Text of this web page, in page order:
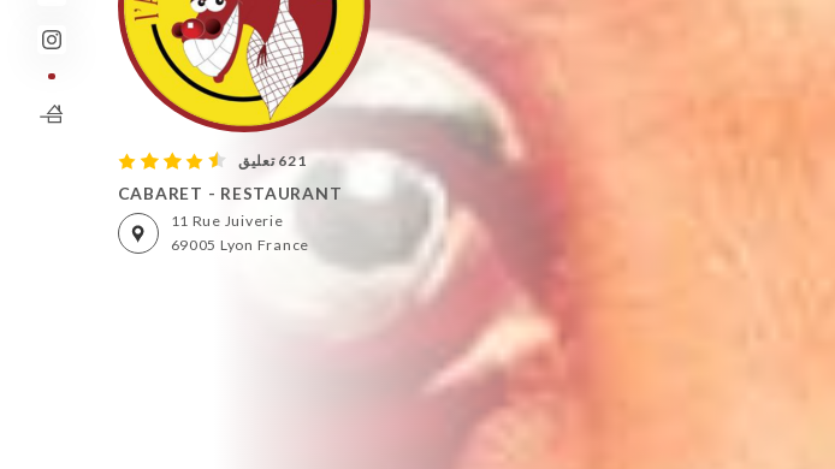
621 تعليق
CABARET - RESTAURANT
11 Rue Juiverie
69005 Lyon France